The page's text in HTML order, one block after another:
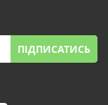
ПІДПИСАТИСЬ